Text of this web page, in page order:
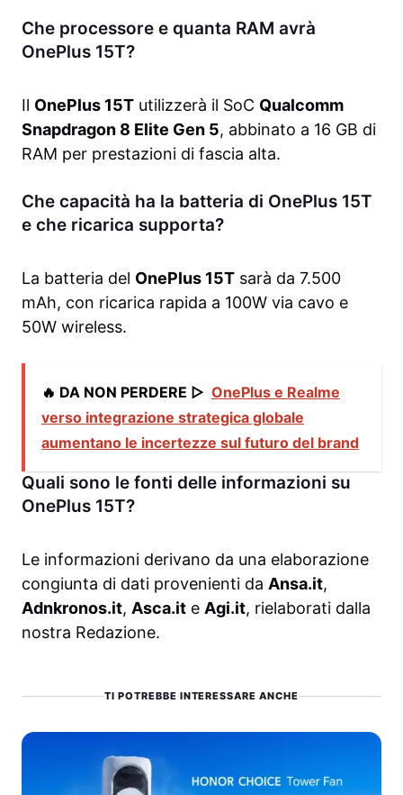
Che processore e quanta RAM avrà
OnePlus 15T?
Il OnePlus 15T utilizzerà il SoC Qualcomm
Snapdragon 8 Elite Gen 5, abbinato a 16 GB di
RAM per prestazioni di fascia alta.
Che capacità ha la batteria di OnePlus 15T
e che ricarica supporta?
La batteria del OnePlus 15T sarà da 7.500
mAh, con ricarica rapida a 100W via cavo e
50W wireless.
🔥 DA NON PERDERE ▷ OnePlus e Realme
verso integrazione strategica globale
aumentano le incertezze sul futuro del brand
Quali sono le fonti delle informazioni su
OnePlus 15T?
Le informazioni derivano da una elaborazione
congiunta di dati provenienti da Ansa.it,
Adnkronos.it, Asca.it e Agi.it, rielaborati dalla
nostra Redazione.
TI POTREBBE INTERESSARE ANCHE